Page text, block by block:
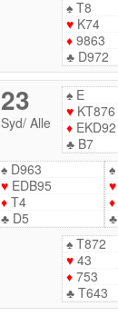
♠T8
♥K74
♦9863
♣D972
23
Syd/ Alle
♠E
♥KT876
♦EKD92
♣B7
♠ D963
♥ EDB95
♦ T4
♣ D5
♠
♥
♦
♣
♠T872
♥43
♦753
♣T643